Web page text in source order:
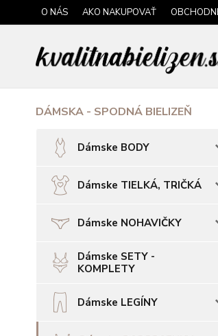
O NÁS AKO NAKUPOVAŤ
DÁMSKA - SPODNÁ BIELIZEŇ
Dámske BODY
Dámske TIELKÁ, TRIČKÁ
Dámske NOHAVIČKY
Dámske SETY -
KOMPLETY
Dámske LEGÍNY